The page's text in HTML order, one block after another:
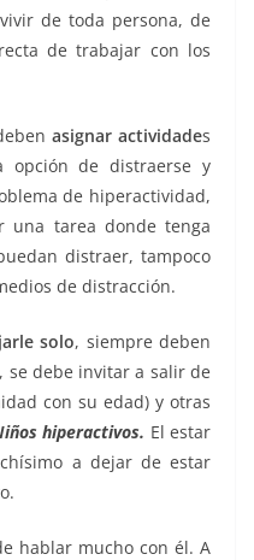
de toda persona, de
de trabajar con los
asignar actividades
opción de distraerse y
de hiperactividad,
una tarea donde tenga
distraer, tampoco
de distracción.
solo, siempre deben
se debe invitar a salir de
con su edad) y otras
hiperactivos. El estar
a dejar de estar
hablar mucho con él. A